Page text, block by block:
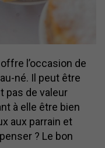
l’occasion de
né. Il peut être
pas de valeur
à elle être bien
aux parrain et
? Le bon